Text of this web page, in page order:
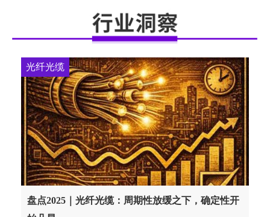
光纤光缆
盘点2025｜光纤光缆：周期性放缓之下，确定性开